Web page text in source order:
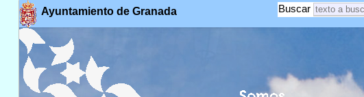
Ayuntamiento de Granada Buscar